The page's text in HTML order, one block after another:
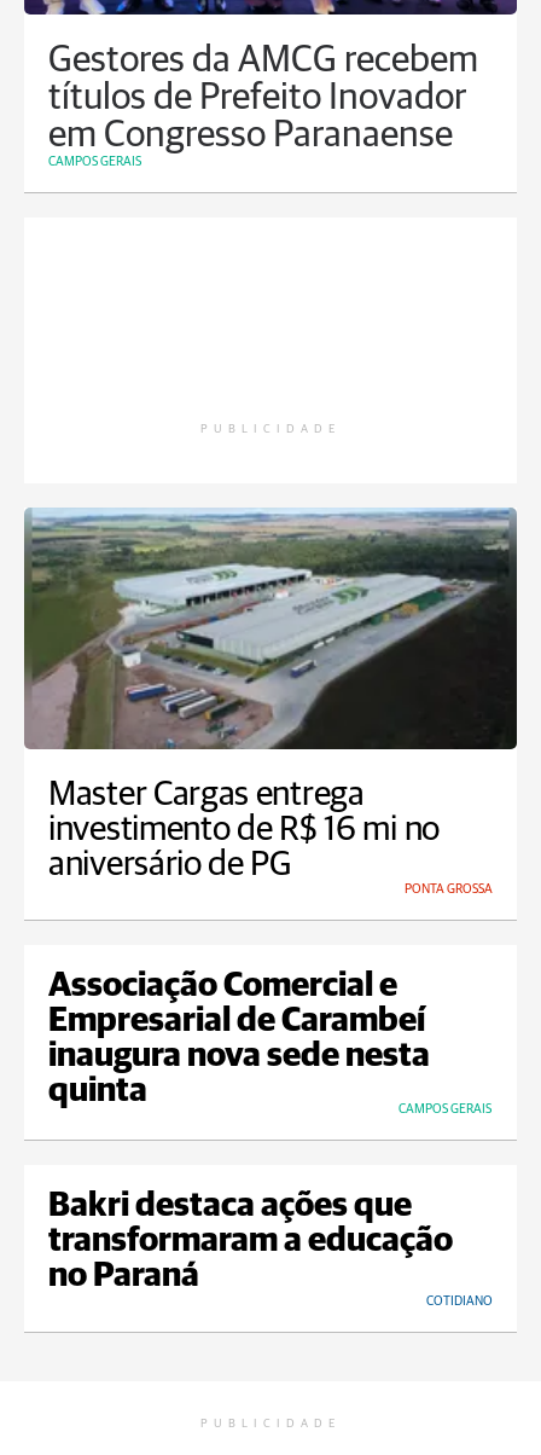
Gestores da AMCG recebem
títulos de Prefeito Inovador
em Congresso Paranaense
CAMPOS GERAIS
PUBLICIDADE
Master Cargas entrega
investimento de R$ 16 mi no
aniversário de PG
PONTA GROSSA
Associação Comercial e
Empresarial de Carambeí
inaugura nova sede nesta
quinta
CAMPOS GERAIS
Bakri destaca ações que
transformaram a educação
no Paraná
COTIDIANO
PUBLICIDADE